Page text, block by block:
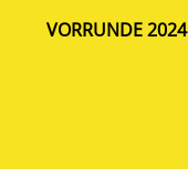
VORRUNDE 2024